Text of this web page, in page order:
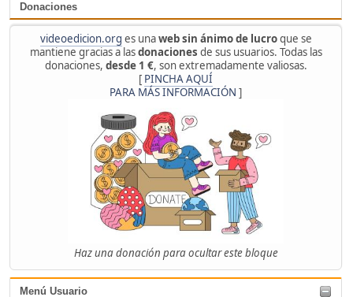
Donaciones
videoedicion.org es unaweb sin ánimo de lucroque se
mantiene gracias a lasdonaciones de sus usuarios. Todas las
donaciones, desde 1 €, son extremadamente valiosas.
[ PINCHA AQUÍ
PARA MÁS INFORMACIÓN ]
Haz una donación para ocultar este bloque
Menú Usuario